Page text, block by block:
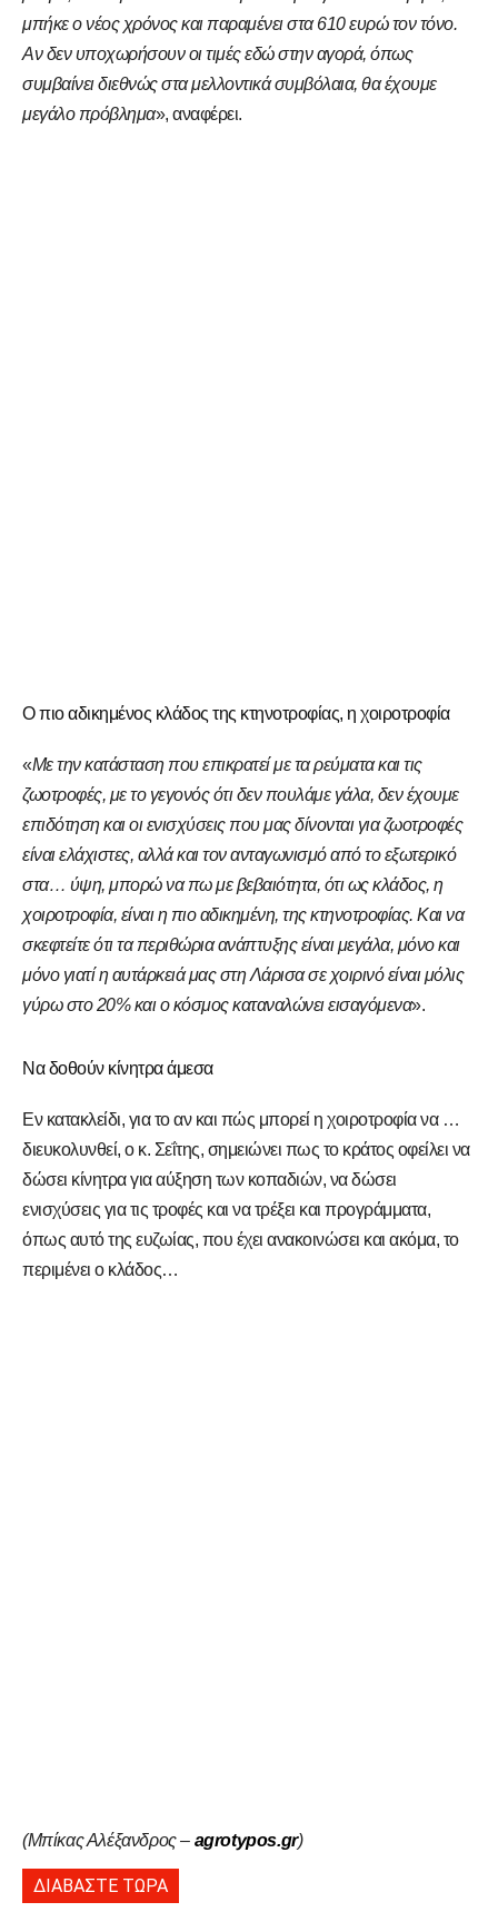
μπήκε ο νέος χρόνος και παραμένει στα 610 ευρώ τον τόνο.
Αν δεν υποχωρήσουν οι τιμές εδώ στην αγορά, όπως
συμβαίνει διεθνώς στα μελλοντικά συμβόλαια, θα έχουμε
μεγάλο πρόβλημα», αναφέρει.
Ο πιο αδικημένος κλάδος της κτηνοτροφίας, η χοιροτροφία
«Με την κατάσταση που επικρατεί με τα ρεύματα και τις
ζωοτροφές, με το γεγονός ότι δεν πουλάμε γάλα, δεν έχουμε
επιδότηση και οι ενισχύσεις που μας δίνονται για ζωοτροφές
είναι ελάχιστες, αλλά και τον ανταγωνισμό από το εξωτερικό
στα… ύψη, μπορώ να πω με βεβαιότητα, ότι ως κλάδος, η
χοιροτροφία, είναι η πιο αδικημένη, της κτηνοτροφίας. Και να
σκεφτείτε ότι τα περιθώρια ανάπτυξης είναι μεγάλα, μόνο και
μόνο γιατί η αυτάρκειά μας στη Λάρισα σε χοιρινό είναι μόλις
γύρω στο 20% και ο κόσμος καταναλώνει εισαγόμενα».
Να δοθούν κίνητρα άμεσα
Εν κατακλείδι, για το αν και πώς μπορεί η χοιροτροφία να …
διευκολυνθεί, ο κ. Σεΐτης, σημειώνει πως το κράτος οφείλει να
δώσει κίνητρα για αύξηση των κοπαδιών, να δώσει
ενισχύσεις για τις τροφές και να τρέξει και προγράμματα,
όπως αυτό της ευζωίας, που έχει ανακοινώσει και ακόμα, το
περιμένει ο κλάδος…
(Μπίκας Αλέξανδρος – agrotypos.gr)
ΔΙΑΒΑΣΤΕ ΤΩΡΑ